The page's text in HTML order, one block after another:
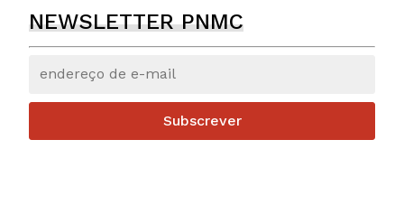
NEWSLETTER PNMC
Subscrever